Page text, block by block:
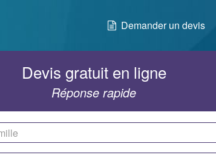
Demander un devis
Devis gratuit en ligne
Réponse rapide